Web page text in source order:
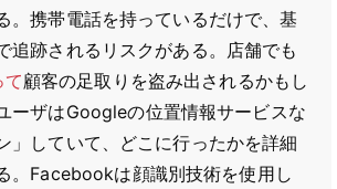
。携帯電話を持っているだけで、基
追跡されるリスクがある。店舗でも
顧客の足取りを盗み出されるかもし
ーザはGoogleの位置情報サービスな
」していて、どこに行ったかを詳細
。Facebookは顔識別技術を使用し